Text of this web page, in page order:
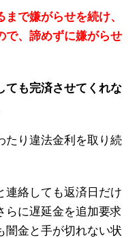
で嫌がらせを続け、
で、諦めずに嫌がらせ
ても完済させてくれな
たり違法金利を取り続
連絡しても返済日だけ
らに遅延金を追加要求
闇金と手が切れない状